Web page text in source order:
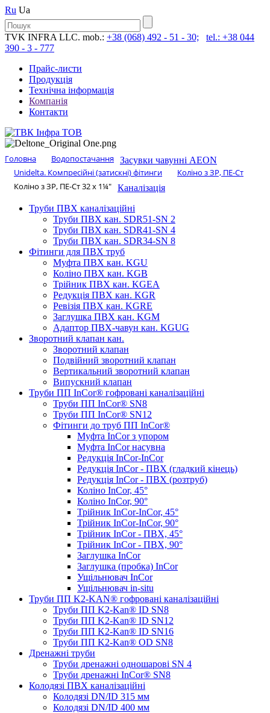
Ru Ua
TVK INFRA LLC. mob.: +38 (068) 492 - 51 - 30;
tel.: +38 044
390 - 3 - 777
Прайс-листи
Продукція
Технічна інформація
Компанія
Контакти
Головна
Водопостачання
Unidelta. Компресійні (затискні) фітинги
Коліно з ЗР, ПЕ-Ст
Коліно з ЗР, ПЕ-Ст 32 х 1¼″
Засувки чавунні AEON
Каналізація
Труби ПВХ каналізаційні
Труби ПВХ кан. SDR51-SN 2
Труби ПВХ кан. SDR41-SN 4
Труби ПВХ кан. SDR34-SN 8
Фітинги для ПВХ труб
Муфта ПВХ кан. KGU
Коліно ПВХ кан. KGB
Трійник ПВХ кан. KGEA
Редукція ПВХ кан. KGR
Ревізія ПВХ кан. KGRE
Заглушка ПВХ кан. KGM
Адаптор ПВХ-чавун кан. KGUG
Зворотний клапан кан.
Зворотний клапан
Подвійний зворотний клапан
Вертикальний зворотний клапан
Випускний клапан
Труби ПП InCor® гофровані каналізаційні
Труби ПП InCor® SN8
Труби ПП InCor® SN12
Фітинги до труб ПП InCor®
Муфта InCor з упором
Муфта InCor насувна
Редукція InCor-InCor
Редукція InCor - ПВХ (гладкий кінець)
Редукція InCor - ПВХ (розтруб)
Коліно InCor, 45°
Коліно InCor, 90°
Трійник InCor-InCor, 45°
Трійник InCor-InCor, 90°
Трійник InCor - ПВХ, 45°
Трійник InCor - ПВХ, 90°
Заглушка InCor
Заглушка (пробка) InCor
Ущільнювач InCor
Ущільнювач in-situ
Труби ПП K2-KAN® гоф­ровані каналізаційні
Труби ПП K2-Kan® ID SN8
Труби ПП K2-Kan® ID SN12
Труби ПП K2-Kan® ID SN16
Труби ПП K2-Kan® OD SN8
Дренажні труби
Труби дренажні одношарові SN 4
Труби дренажні InCor® SN8
Колодязі ПВХ каналізаційні
Колодязі DN/ID 315 мм
Колодязі DN/ID 400 мм